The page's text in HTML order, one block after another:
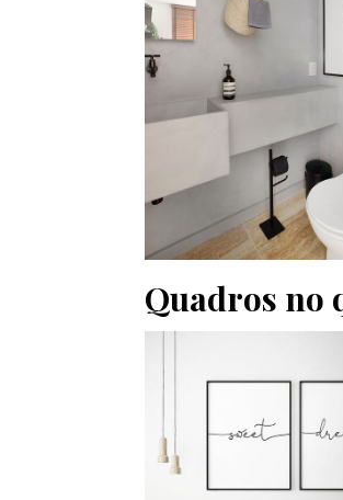
Quadros no